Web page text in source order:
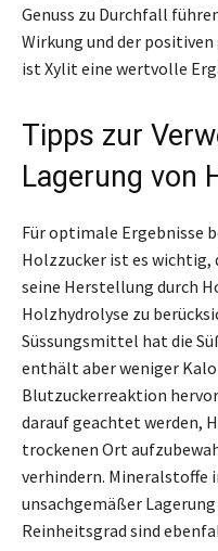
Genuss zu Durchfall
Wirkung und der
ist Xylit eine wertvolle
Tipps zur
Lagerung von
Für optimale Ergebnisse
Holzzucker ist es wichtig,
seine Herstellung durch
Holzhydrolyse zu
Süssungsmittel hat die
enthält aber weniger
Blutzuckerreaktion
darauf geachtet werden,
trockenen Ort
verhindern. Mineralstoffe
unsachgemäßer
Reinheitsgrad sind